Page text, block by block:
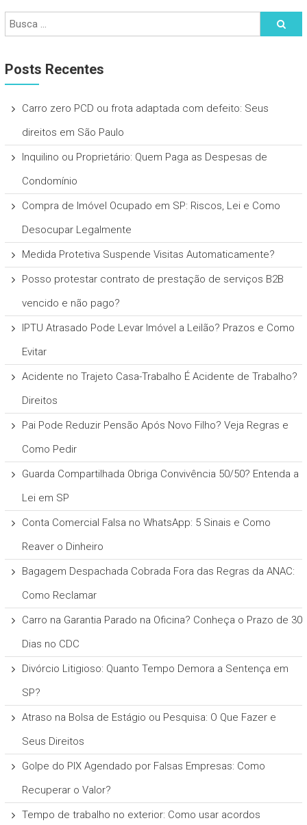
Posts Recentes
Carro zero PCD ou frota adaptada com defeito: Seus
direitos em São Paulo
Inquilino ou Proprietário: Quem Paga as Despesas de
Condomínio
Compra de Imóvel Ocupado em SP: Riscos, Lei e Como
Desocupar Legalmente
Medida Protetiva Suspende Visitas Automaticamente?
Posso protestar contrato de prestação de serviços B2B
vencido e não pago?
IPTU Atrasado Pode Levar Imóvel a Leilão? Prazos e Como
Evitar
Acidente no Trajeto Casa-Trabalho É Acidente de Trabalho?
Direitos
Pai Pode Reduzir Pensão Após Novo Filho? Veja Regras e
Como Pedir
Guarda Compartilhada Obriga Convivência 50/50? Entenda a
Lei em SP
Conta Comercial Falsa no WhatsApp: 5 Sinais e Como
Reaver o Dinheiro
Bagagem Despachada Cobrada Fora das Regras da ANAC:
Como Reclamar
Carro na Garantia Parado na Oficina? Conheça o Prazo de 30
Dias no CDC
Divórcio Litigioso: Quanto Tempo Demora a Sentença em
SP?
Atraso na Bolsa de Estágio ou Pesquisa: O Que Fazer e
Seus Direitos
Golpe do PIX Agendado por Falsas Empresas: Como
Recuperar o Valor?
Tempo de trabalho no exterior: Como usar acordos